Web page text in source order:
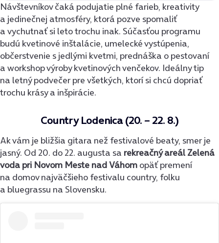
Návštevníkov čaká podujatie plné farieb, kreativity
a jedinečnej atmosféry, ktorá pozve spomaliť
a vychutnať si leto trochu inak. Súčasťou programu
budú kvetinové inštalácie, umelecké vystúpenia,
občerstvenie s jedlými kvetmi, prednáška o pestovaní
a workshop výroby kvetinových venčekov. Ideálny tip
na letný podvečer pre všetkých, ktorí si chcú dopriať
trochu krásy a inšpirácie.
Country Lodenica (20. – 22. 8.)
Ak vám je bližšia gitara než festivalové beaty, smer je
jasný. Od 20. do 22. augusta sa rekreačný areál Zelená
voda pri Novom Meste nad Váhom opäť premení
na domov najväčšieho festivalu country, folku
a bluegrassu na Slovensku.